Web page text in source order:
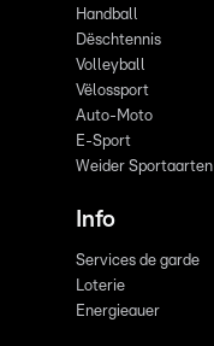
Handball
Dëschtennis
Volleyball
Vëlossport
Auto-Moto
E-Sport
Weider Sportaarten
Info
Services de garde
Loterie
Energieauer